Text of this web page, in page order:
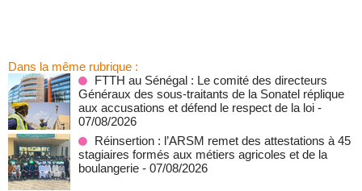
Dans la même rubrique :
FTTH au Sénégal : Le comité des directeurs
Généraux des sous-traitants de la Sonatel réplique
aux accusations et défend le respect de la loi -
07/08/2026
Réinsertion : l’ARSM remet des attestations à 45
stagiaires formés aux métiers agricoles et de la
boulangerie - 07/08/2026